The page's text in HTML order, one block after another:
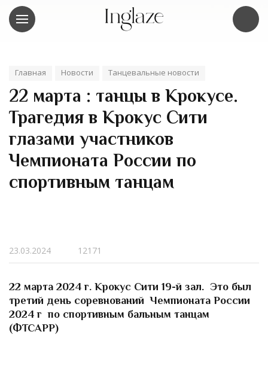
Главная Новости Танцевальные новости
22 марта : танцы в Крокусе.
Трагедия в Крокус Сити
глазами участников
Чемпионата России по
спортивным танцам
23.03.2024 12171
22 марта 2024 г. Крокус Сити 19-й зал. Это был
третий день соревнований Чемпионата России
2024 г по спортивным бальным танцам
(ФТСАРР)